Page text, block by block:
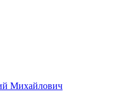
Михайлович